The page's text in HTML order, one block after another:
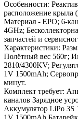
Особенности:
расположение крыла
Материал - EPO; 6-
4GHz;
запчастей и
Характеристики:
Полётный вес 560г;
2810/4300KV;
1V 1500mAh;
минут.
Комплект требует:
каналов Зарядное
Аккумулятор LiPo 3S
1V 1500mAh